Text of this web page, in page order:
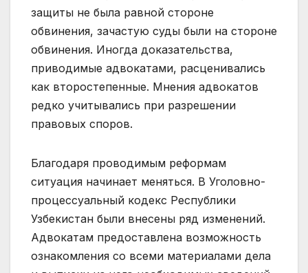
защиты не была равной стороне
обвинения, зачастую суды были на стороне
обвинения. Иногда доказательства,
приводимые адвокатами, расценивались
как второстепенные. Мнения адвокатов
редко учитывались при разрешении
правовых споров.
Благодаря проводимым реформам
ситуация начинает меняться. В Уголовно-
процессуальный кодекс Республики
Узбекистан были внесены ряд изменений.
Адвокатам предоставлена возможность
ознакомления со всеми материалами дела